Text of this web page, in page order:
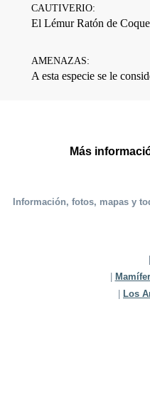
CAUTIVERIO:
El Lémur Ratón de
AMENAZAS:
A esta especie se le
Más
Información, fotos, mapas y
Los